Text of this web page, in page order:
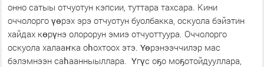
онно сатыы отчуотун кэпсии, туттара тахсара. Кини
оччолорго үөрэх эрэ отчуотун буолбакка, оскуола бэйэтин
хайдах көрүнэ олорорун эмиэ отчуоттуура. Оччолорго
оскуола халааҥка оһохтоох этэ. Үөрэнээччилэр мас
бэлэмнээн саһаанныыллара. Үгүс оҕо моҕотойдууллара,